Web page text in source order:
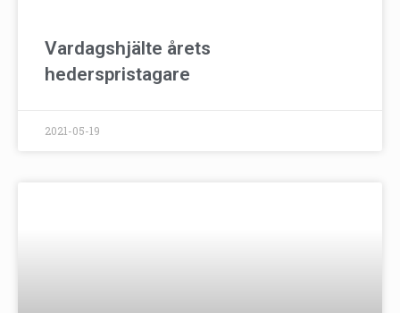
Vardagshjälte årets
hederspristagare
2021-05-19